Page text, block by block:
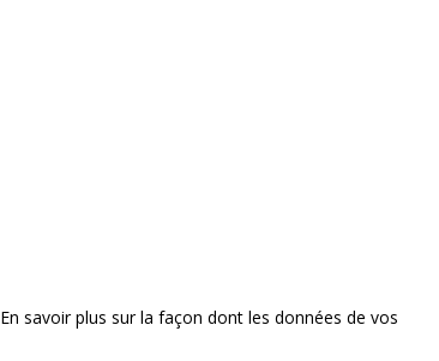
En savoir plus sur la façon dont les données de vos